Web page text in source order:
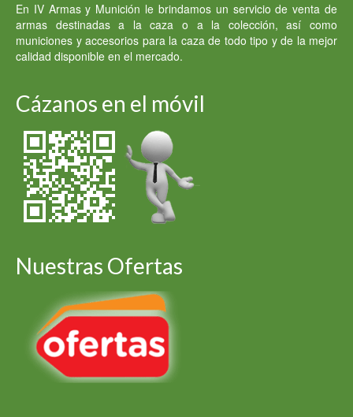
En IV Armas y Munición le brindamos un servicio de venta de
armas destinadas a la caza o a la colección, así como
municiones y accesorios para la caza de todo tipo y de la mejor
calidad disponible en el mercado.
Cázanos en el móvil
Nuestras Ofertas